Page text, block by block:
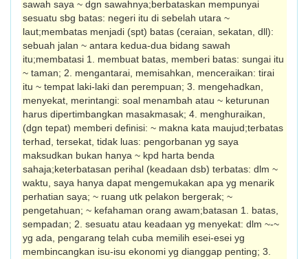
sawah saya ~ dgn sawahnya;berbataskan mempunyai
sesuatu sbg batas: negeri itu di sebelah utara ~
laut;membatas menjadi (spt) batas (ceraian, sekatan, dll):
sebuah jalan ~ antara kedua-dua bidang sawah
itu;membatasi 1. membuat batas, memberi batas: sungai itu
~ taman; 2. mengantarai, memisahkan, menceraikan: tirai
itu ~ tempat laki-laki dan perempuan; 3. mengehadkan,
menyekat, merintangi: soal menambah atau ~ keturunan
harus dipertimbangkan masakmasak; 4. menghuraikan,
(dgn tepat) memberi definisi: ~ makna kata maujud;terbatas
terhad, tersekat, tidak luas: pengorbanan yg saya
maksudkan bukan hanya ~ kpd harta benda
sahaja;keterbatasan perihal (keadaan dsb) terbatas: dlm ~
waktu, saya hanya dapat mengemukakan apa yg menarik
perhatian saya; ~ ruang utk pelakon bergerak; ~
pengetahuan; ~ kefahaman orang awam;batasan 1. batas,
sempadan; 2. sesuatu atau keadaan yg menyekat: dlm ~-~
yg ada, pengarang telah cuba memilih esei-esei yg
membincangkan isu-isu ekonomi yg dianggap penting; 3.